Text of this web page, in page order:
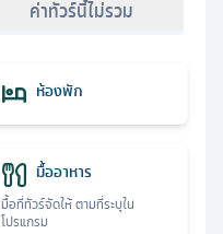
ค่าทัวร์นี้ไม่รวม
ห้องพัก
มื้ออาหาร
มื้อที่ทัวร์จัดให้ ตามที่ระบุใน
โปรแกรม